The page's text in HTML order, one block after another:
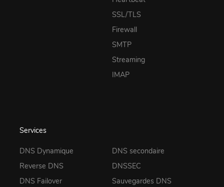
SSL/TLS
Firewall
SMTP
Streaming
IMAP
Services
DNS Dynamique
Reverse DNS
DNS Failover
DNS secondaire
DNSSEC
Sauvegardes DNS